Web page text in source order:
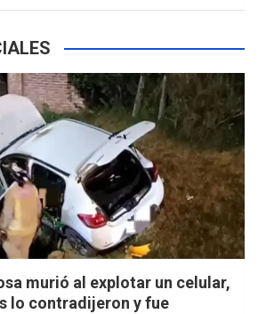
murió al explotar un celular,
lo contradijeron y fue